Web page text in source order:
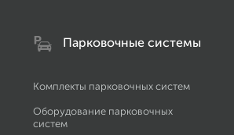
Парковочные системы
Комплекты парковочных систем
Оборудование парковочных
систем